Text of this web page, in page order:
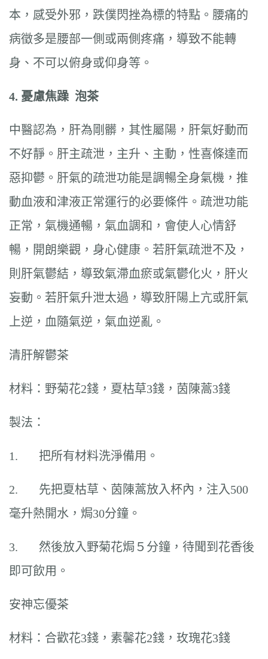
本，感受外邪，跌僕閃挫為標的特點。腰痛的
病徵多是腰部一側或兩側疼痛，導致不能轉
身、不可以俯身或仰身等。
4. 憂慮焦躁 泡茶
中醫認為，肝為剛髒，其性屬陽，肝氣好動而
不好靜。肝主疏泄，主升、主動，性喜條達而
惡抑鬱。肝氣的疏泄功能是調暢全身氣機，推
動血液和津液正常運行的必要條件。疏泄功能
正常，氣機通暢，氣血調和，會使人心情舒
暢，開朗樂觀，身心健康。若肝氣疏泄不及，
則肝氣鬱結，導致氣滯血瘀或氣鬱化火，肝火
妄動。若肝氣升泄太過，導致肝陽上亢或肝氣
上逆，血隨氣逆，氣血逆亂。
清肝解鬱茶
材料：野菊花2錢，夏枯草3錢，茵陳蒿3錢
製法：
1. 把所有材料洗淨備用。
2. 先把夏枯草、茵陳蒿放入杯內，注入500
毫升熱開水，焗30分鐘。
3. 然後放入野菊花焗５分鐘，待聞到花香後
即可飲用。
安神忘優茶
材料：合歡花3錢，素馨花2錢，玫瑰花3錢